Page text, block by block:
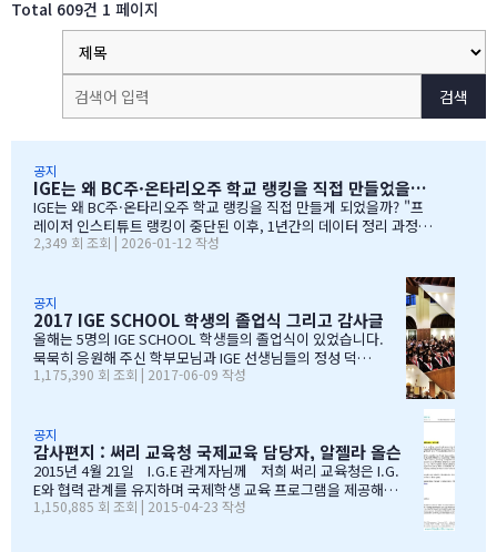
Total 609건 1 페이지
검색
공지
IGE는 왜 BC주·온타리오주 학교 랭킹을 직접 만들었을까?
IGE는 왜 BC주·온타리오주 학교 랭킹을 직접 만들게 되었을까? "프
레이저 인스티튜트 랭킹이 중단된 이후, 1년간의 데이터 정리 과정을
공유합니다" 처음부터 랭킹을 만들려던 건 아니었습니다 IGE도 그동
er Institute)의 랭킹을 참고해왔습니다. 학교 상담 시 참고 자료로
활용하기 좋았습니다. 그런데 문제가 생겼습니다. BC주 세컨더리 랭
킹이 지난 7~8년 동안 업데이트되지 않고 있었습니다. 최근 자료로 B
C주 세컨더리 학교들의 현황을 파악하고 싶었는데, 참고할 만한 데이
터가 없어 어려움이 있었습니다. 그래서 직접 자료를 찾아보기 시작
했습니다. '혹시 어딘가에 최신 학업 데이터가 있지 않을까?' 하는 마
2,349 회 조회 | 2026-01-12 작성
공지
2017 IGE SCHOOL 학생의 졸업식 그리고 감사글
올해는 5명의 IGE SCHOOL 학생들의 졸업식이 있었습니다.
묵묵히 응원해 주신 학부모님과 IGE 선생님들의 정성 덕에
모두 원하는 대학에 진학을 하게 되었음을 진심으로 감사드
1:52 39 읽음 한국시간으로 오늘 저녁 st.john졸업식이 시
작됩니다.오늘 졸업식에는 개인적인 사정으로 함께하지 못
하지만아쉬운 마음을 담아 함께 축하의 인사를 전합니다.오
늘 졸업식이 아이들만의 졸업식이 아닌몇년동안 저희 부모
를 대신해 앞장 서 이끌어 주신선생님들의 졸업식이라 해도
1,175,390 회 조회 | 2017-06-09 작성
공지
감사편지 : 써리 교육청 국제교육 담당자, 알젤라 올슨
2015년 4월 21일 I.G.E 관계자님께 저희 써리 교육청은 I.G.
E와 협력 관계를 유지하며 국제학생 교육 프로그램을 제공해올
수 있음에 만족하고 있습니다. I.G.E는 지난 10년간 써리 교육
1,150,885 회 조회 | 2015-04-23 작성